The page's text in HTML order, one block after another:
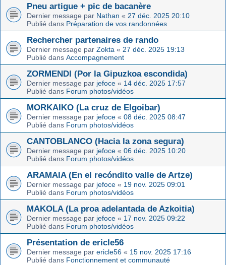
Pneu artigue + pic de bacanère
Dernier message par Nathan « 27 déc. 2025 20:10
Publié dans Préparation de vos randonnées
Rechercher partenaires de rando
Dernier message par Zokta « 27 déc. 2025 19:13
Publié dans Accompagnement
ZORMENDI (Por la Gipuzkoa escondida)
Dernier message par jefoce « 14 déc. 2025 17:57
Publié dans Forum photos/vidéos
MORKAIKO (La cruz de Elgoibar)
Dernier message par jefoce « 08 déc. 2025 08:47
Publié dans Forum photos/vidéos
CANTOBLANCO (Hacia la zona segura)
Dernier message par jefoce « 06 déc. 2025 10:20
Publié dans Forum photos/vidéos
ARAMAIA (En el recóndito valle de Artze)
Dernier message par jefoce « 19 nov. 2025 09:01
Publié dans Forum photos/vidéos
MAKOLA (La proa adelantada de Azkoitia)
Dernier message par jefoce « 17 nov. 2025 09:22
Publié dans Forum photos/vidéos
Présentation de ericle56
Dernier message par ericle56 « 15 nov. 2025 17:16
Publié dans Fonctionnement et communauté